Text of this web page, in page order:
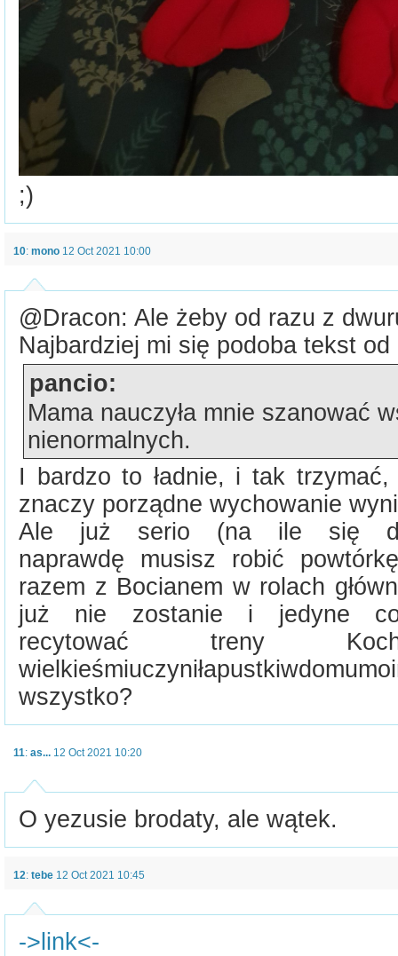
;)
10: mono 12 Oct 2021 10:00
@Dracon: Ale żeby od razu z
Najbardziej mi się podoba tekst od
pancio:
Mama nauczyła mnie szanować
nienormalnych.
I bardzo to ładnie, i tak
znaczy porządne wychowanie
Ale już serio (na ile się
naprawdę musisz robić
razem z Bocianem w rolach
już nie zostanie i jedyne
recytować treny
wszystko?
11: as... 12 Oct 2021 10:20
O yezusie brodaty, ale wątek.
12: tebe 12 Oct 2021 10:45
->link<-